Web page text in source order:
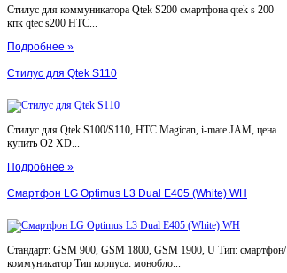
Стилус для коммуникатора Qtek S200 смартфона qtek s 200
кпк qtec s200 HTC...
Подробнее »
Стилус для Qtek S110
Стилус для Qtek S100/S110, HTC Magican, i-mate JAM, цена
купить O2 XD...
Подробнее »
Смартфон LG Optimus L3 Dual E405 (White) WH
Стандарт: GSM 900, GSM 1800, GSM 1900, U Тип: смартфон/
коммуникатор Тип корпуса: монобло...